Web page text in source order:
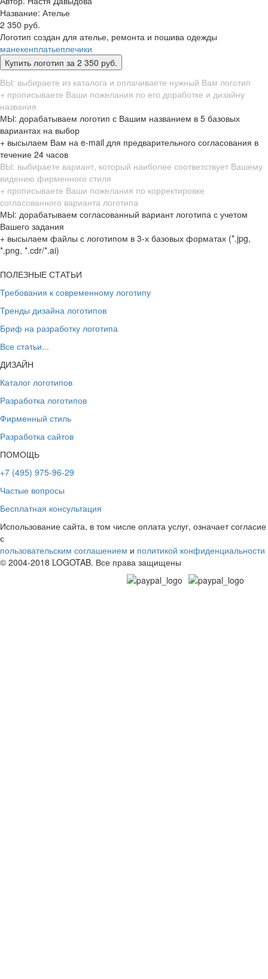
Название: Ателье
2 350 руб.
Логотип создан для ателье, ремонта и пошива одежды
манекенплатьеплечики
ВЫ: выбираете из каталога и оплачиваете нужный Вам логотип
+ прописываете Ваши пожелания по его доработке и дизайну
названия
МЫ: дорабатываем логотип с Вашим названием в 5 базовых
вариантах на выбор
+ высылаем Вам на e-mail для предварительного согласования в
течение 24 часов
ВЫ: выбираете вариант, который наиболее соответствует Вашему
видению фирменного стиля
+ прописываете Ваши пожелания по корректировке
согласованного варианта логотипа
МЫ: дорабатываем согласованный вариант логотипа с учетом
Вашего задания
+ высылаем файлы с логотипом в 3-х базовых форматах (*.jpg,
*.png, *.cdr/*.ai)
ПОЛЕЗНЫЕ СТАТЬИ
Требования к современному логотипу
Тренды дизайна логотипов
Бриф на разработку логотипа
Все статьи...
ДИЗАЙН
Каталог логотипов
Разработка логотипов
Фирменный стиль
Разработка сайтов
ПОМОЩЬ
+7 (495) 975-96-29
Частые вопросы
Бесплатная консультация
Использование сайта, в том числе оплата услуг, означает согласие
с
пользовательским соглашением и политикой конфиденциальности
© 2004-2018 LOGOTAB. Все права защищены